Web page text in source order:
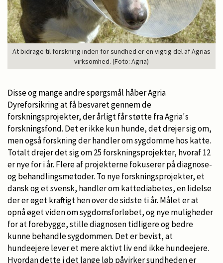
At bidrage til forskning inden for sundhed er en vigtig del af Agrias
virksomhed. (Foto: Agria)
Disse og mange andre spørgsmål håber Agria
Dyreforsikring at få besvaret gennem de
forskningsprojekter, der årligt får støtte fra Agria's
forskningsfond. Det er ikke kun hunde, det drejer sig om,
men også forskning der handler om sygdomme hos katte.
Totalt drejer det sig om 25 forskningsprojekter, hvoraf 12
er nye for i år. Flere af projekterne fokuserer på diagnose-
og behandlingsmetoder. To nye forskningsprojekter, et
dansk og et svensk, handler om kattediabetes, en lidelse
der er øget kraftigt hen over de sidste ti år. Målet er at
opnå øget viden om sygdomsforløbet, og nye muligheder
for at forebygge, stille diagnosen tidligere og bedre
kunne behandle sygdommen. Det er bevist, at
hundeejere lever et mere aktivt liv end ikke hundeejere.
Hvordan dette i det lange løb påvirker sundheden er